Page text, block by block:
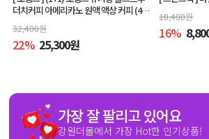
더치커피 아메리카노 원액 액상 커피 (400
ml x 2개, 교차 구매 가능)
32,400원
22% 25,300원
10,400원
16%
가장 잘 팔리고 있어요
강원더몰에서 가장 Hot한 인기상품!